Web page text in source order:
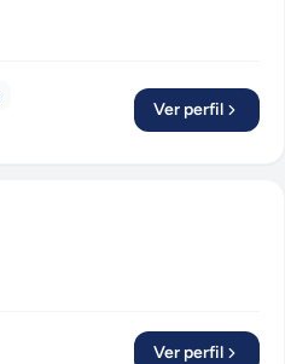
Ver perfil
Ver perfil